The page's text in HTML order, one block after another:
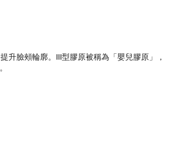
升臉頰輪廓。III型膠原被稱為「嬰兒膠原」，